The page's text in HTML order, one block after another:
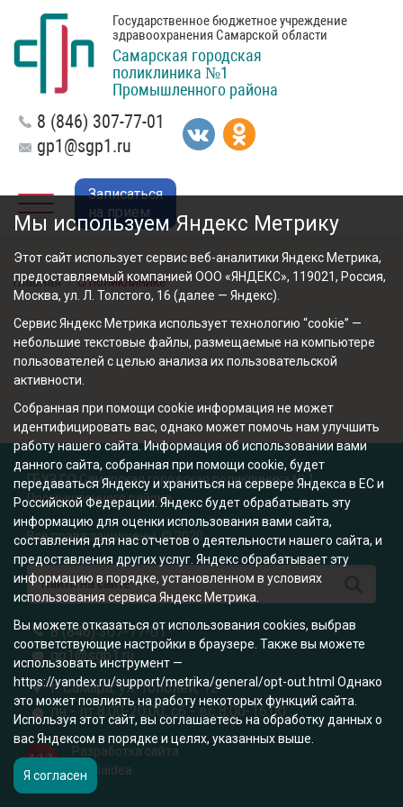
Государственное бюджетное учреждение
здравоохранения Самарской области
Самарская городская
поликлиника №1
Промышленного района
8 (846) 307-77-01
gp1@sgp1.ru
Записаться
на прием
Главная›О поликлинике
ГБУЗ СО Самарская городская поликлиника № 1
Промышленного района
Все права защищены. © 2020
Мы используем Яндекс Метрику
Этот сайт использует сервис веб-аналитики Яндекс Метрика,
предоставляемый компанией ООО «ЯНДЕКС», 119021, Россия,
Москва, ул. Л. Толстого, 16 (далее — Яндекс).
Сервис Яндекс Метрика использует технологию “cookie” —
небольшие текстовые файлы, размещаемые на компьютере
пользователей с целью анализа их пользовательской
активности.
Собранная при помощи cookie информация не может
идентифицировать вас, однако может помочь нам улучшить
работу нашего сайта. Информация об использовании вами
данного сайта, собранная при помощи cookie, будет
передаваться Яндексу и храниться на сервере Яндекса в ЕС и
Российской Федерации. Яндекс будет обрабатывать эту
информацию для оценки использования вами сайта,
составления для нас отчетов о деятельности нашего сайта, и
предоставления других услуг. Яндекс обрабатывает эту
информацию в порядке, установленном в условиях
использования сервиса Яндекс Метрика.
Вы можете отказаться от использования cookies, выбрав
соответствующие настройки в браузере. Также вы можете
использовать инструмент —
https://yandex.ru/support/metrika/general/opt-out.html Однако
это может повлиять на работу некоторых функций сайта.
Используя этот сайт, вы соглашаетесь на обработку данных о
вас Яндексом в порядке и целях, указанных выше.
Я согласен
8 (846) 307-77-01
gp1@sgp1.ru
г. Самара, ул. Тополей, 12
пн - пт 8:00-20:00; сб - вс 8:00-16:00
Разработка сайта
mediaidea